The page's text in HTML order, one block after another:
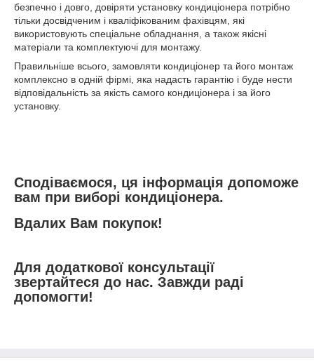
безпечно і довго, довіряти установку кондиціонера потрібно
тільки досвідченим і кваліфікованим фахівцям, які
використовують спеціальне обладнання, а також якісні
матеріали та комплектуючі для монтажу.
Правильніше всього, замовляти кондиціонер та його монтаж
комплексно в одній фірмі, яка надасть гарантію і буде нести
відповідальність за якість самого кондиціонера і за його
установку.
Сподіваємося, ця інформація допоможе
вам при виборі кондиціонера.
Вдалих Вам покупок!
Для додаткової консультації
звертайтеся до нас. Завжди раді
допомогти!